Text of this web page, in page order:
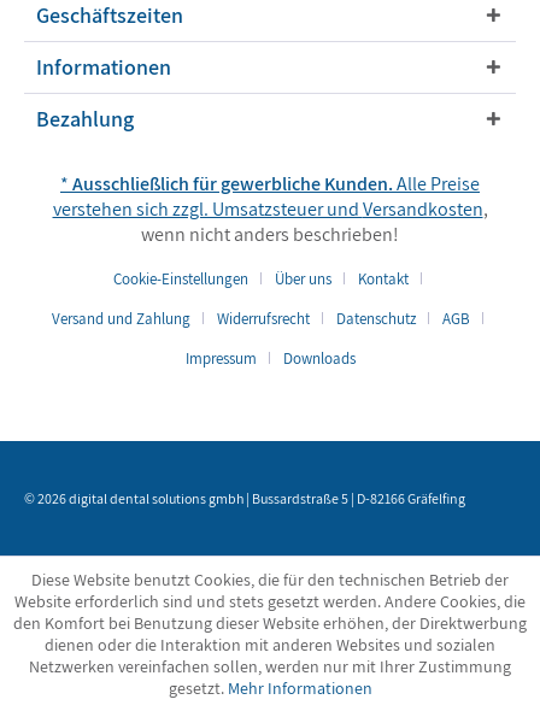
Geschäftszeiten
Informationen
Bezahlung
*Ausschließlich für gewerbliche Kunden.Alle Preise
verstehen sich zzgl. Umsatzsteuer undVersandkosten,
wenn nicht anders beschrieben!
Cookie-Einstellungen Über uns
Kontakt
Versand und Zahlung
Widerrufsrecht Datenschutz
AGB
Impressum
Downloads
© 2026 digital dental solutions gmbh | Bussardstraße 5 | D-82166 Gräfelfing
Diese Website benutzt Cookies, die für den technischen Betrieb der
Website erforderlich sind und stets gesetzt werden. Andere Cookies, die
den Komfort bei Benutzung dieser Website erhöhen, der Direktwerbung
dienen oder die Interaktion mit anderen Websites und sozialen
Netzwerken vereinfachen sollen, werden nur mit Ihrer Zustimmung
gesetzt. Mehr Informationen